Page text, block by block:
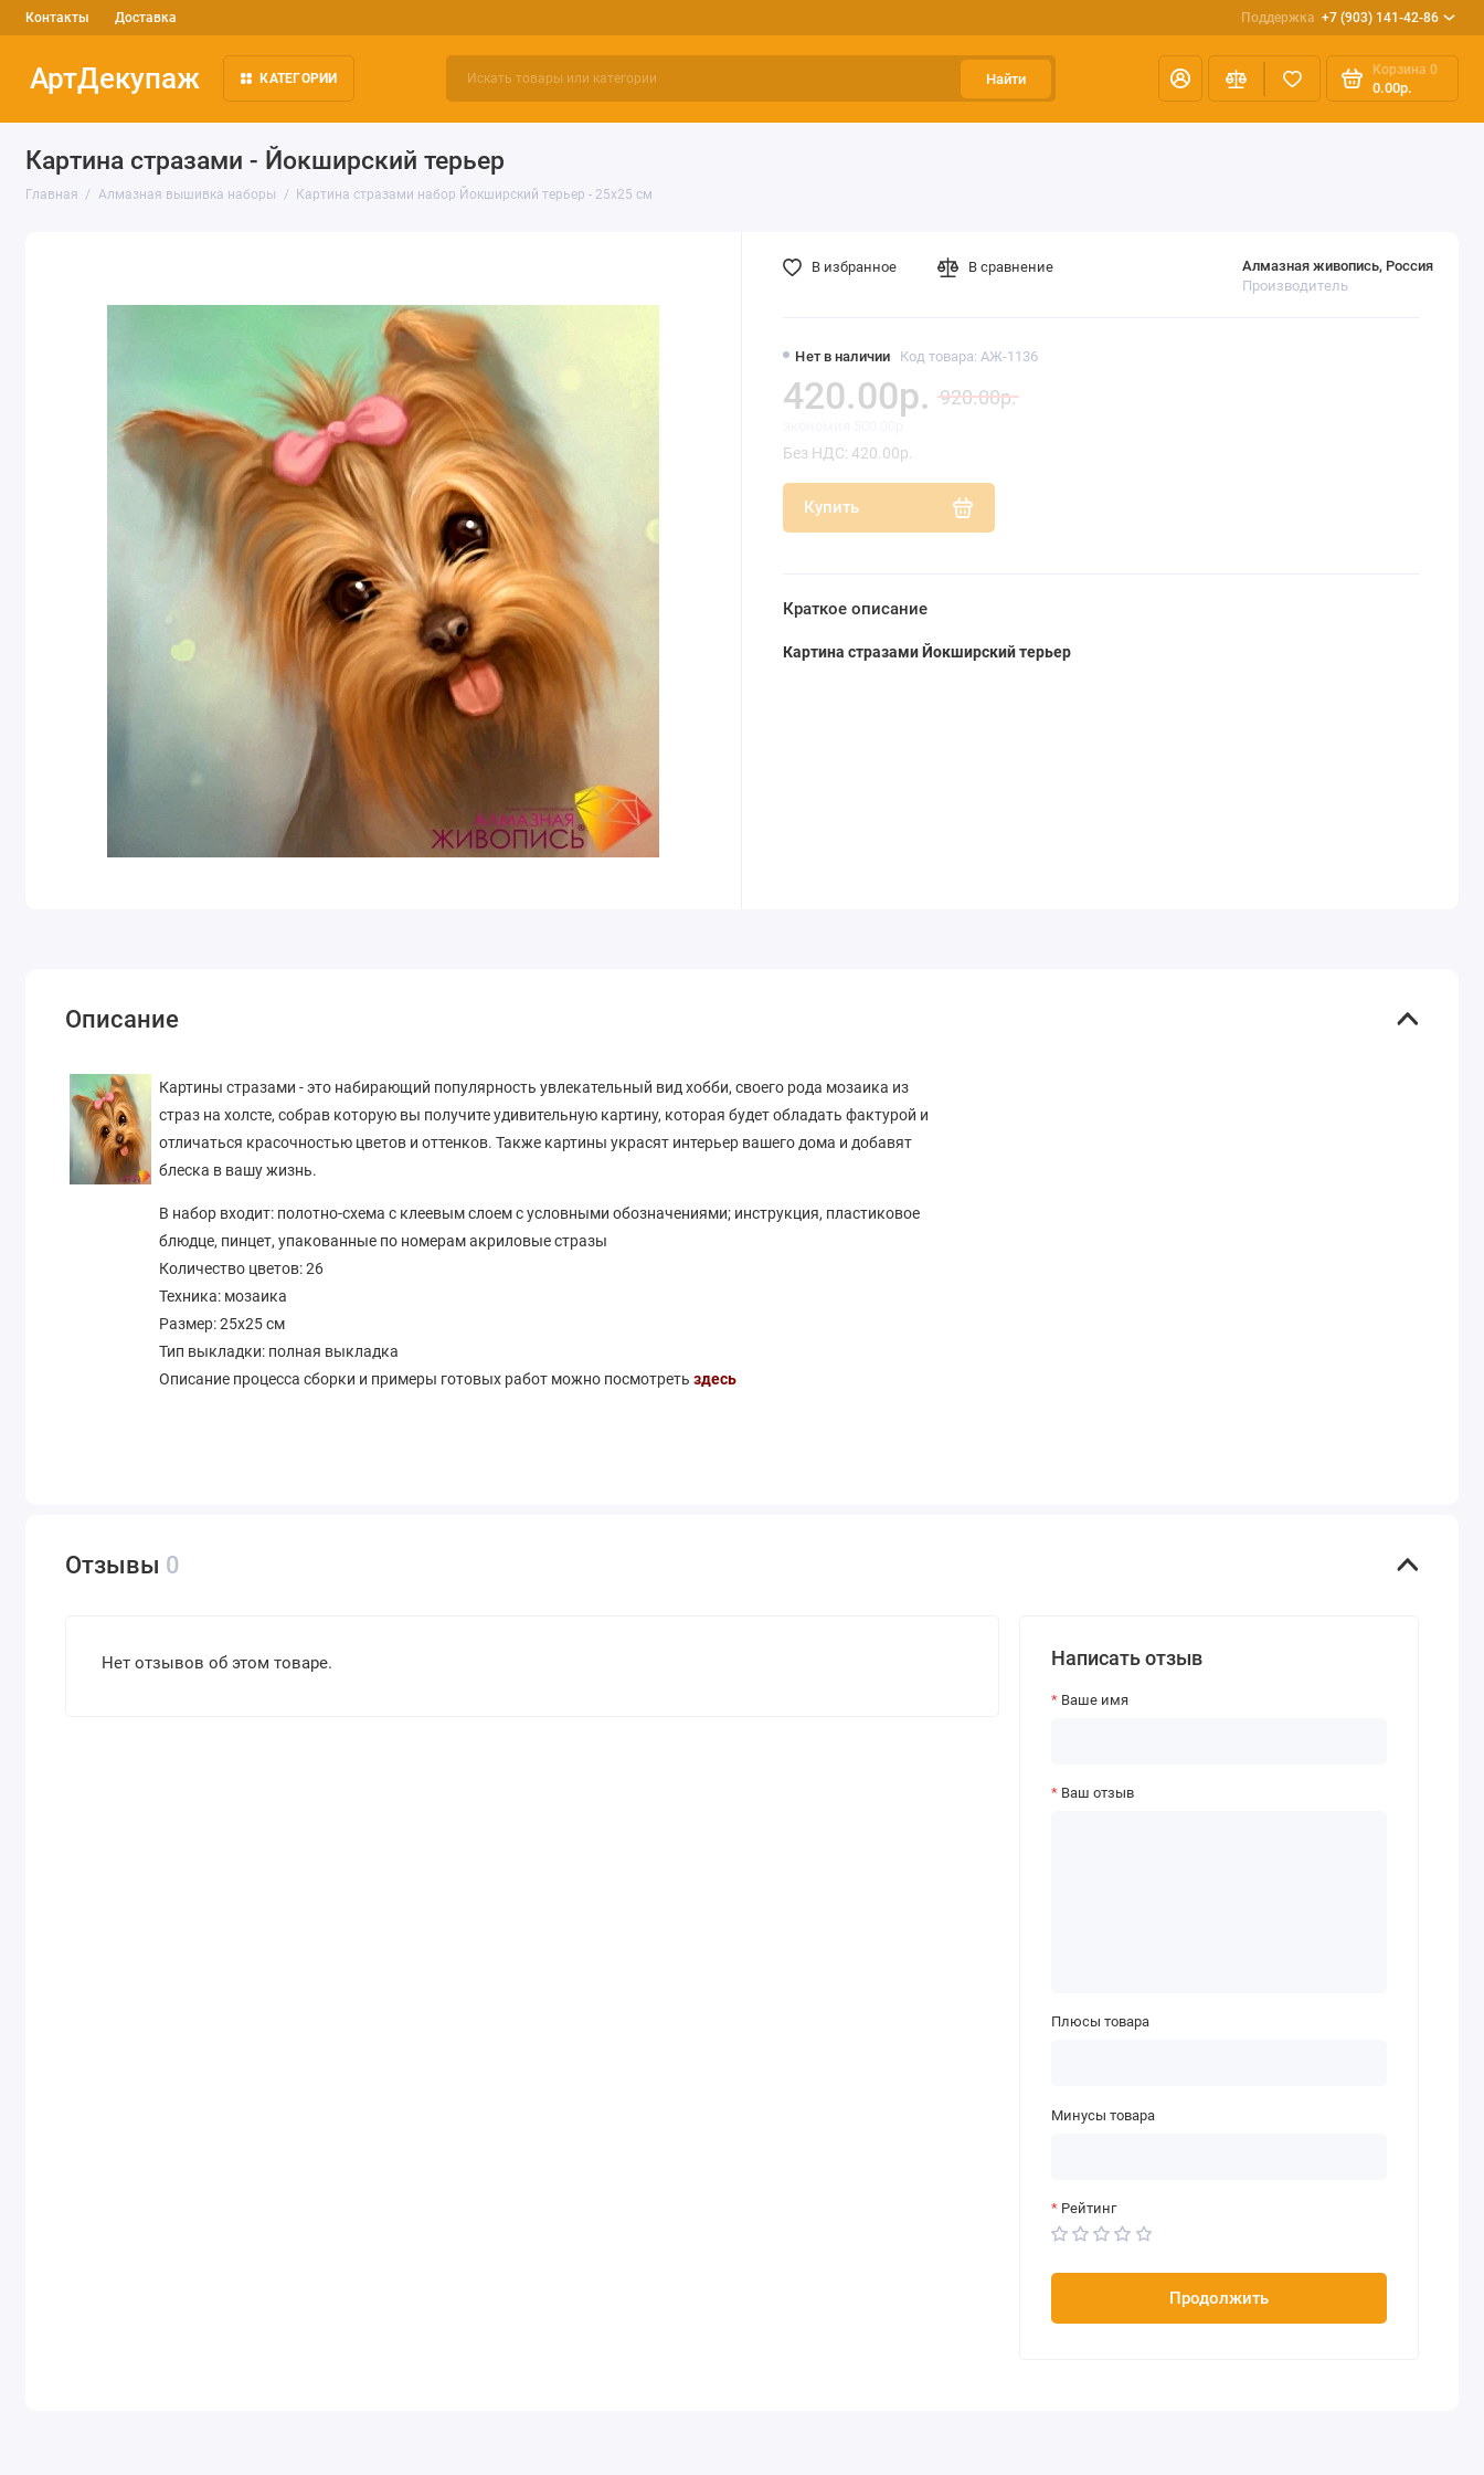
Контакты Доставка Поддержка +7 (903) 141-42-86
АртДекупаж КАТЕГОРИИ Найти
Корзина 0
0.00р.
Картина стразами - Йокширский терьер
Главная Алмазная вышивка наборы Картина стразами набор Йокширский терьер - 25х25 см
Нет в наличии Код товара: АЖ-1136
Алмазная живопись, Россия
Производитель
420.00р. 920.00р.
Без НДС: 420.00р.
Купить
В избранное В сравнение
Краткое описание
Картина стразами Йокширский терьер
Описание
Картины стразами - это набирающий популярность увлекательный вид хобби, своего рода мозаика из
страз на холсте, собрав которую вы получите удивительную картину, которая будет обладать фактурой и
отличаться красочностью цветов и оттенков. Также картины украсят интерьер вашего дома и добавят
блеска в вашу жизнь.
В набор входит: полотно-схема с клеевым слоем с условными обозначениями; инструкция, пластиковое
блюдце, пинцет, упакованные по номерам акриловые стразы
Количество цветов: 26
Техника: мозаика
Размер: 25х25 см
Тип выкладки: полная выкладка
Описание процесса сборки и примеры готовых работ можно посмотретьздесь
Отзывы 0
Нет отзывов об этом товаре. Написать отзыв
Ваше имя
Ваш отзыв
Плюсы товара
Минусы товара
Рейтинг
Продолжить